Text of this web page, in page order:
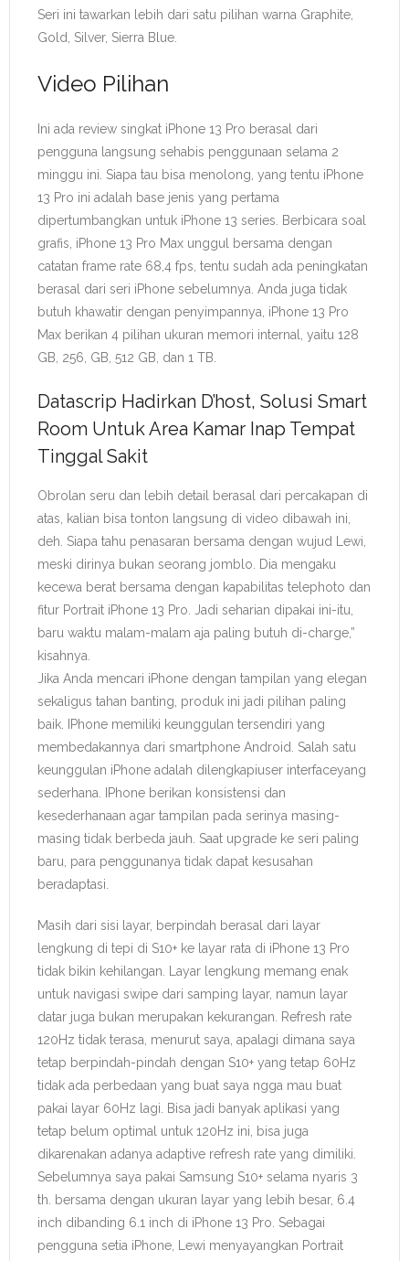
Seri ini tawarkan lebih dari satu pilihan warna Graphite,
Gold, Silver, Sierra Blue.
Video Pilihan
Ini ada review singkat iPhone 13 Pro berasal dari
pengguna langsung sehabis penggunaan selama 2
minggu ini. Siapa tau bisa menolong, yang tentu iPhone
13 Pro ini adalah base jenis yang pertama
dipertumbangkan untuk iPhone 13 series. Berbicara soal
grafis, iPhone 13 Pro Max unggul bersama dengan
catatan frame rate 68,4 fps, tentu sudah ada peningkatan
berasal dari seri iPhone sebelumnya. Anda juga tidak
butuh khawatir dengan penyimpannya, iPhone 13 Pro
Max berikan 4 pilihan ukuran memori internal, yaitu 128
GB, 256, GB, 512 GB, dan 1 TB.
Datascrip Hadirkan D’host, Solusi Smart
Room Untuk Area Kamar Inap Tempat
Tinggal Sakit
Obrolan seru dan lebih detail berasal dari percakapan di
atas, kalian bisa tonton langsung di video dibawah ini,
deh. Siapa tahu penasaran bersama dengan wujud Lewi,
meski dirinya bukan seorang jomblo. Dia mengaku
kecewa berat bersama dengan kapabilitas telephoto dan
fitur Portrait iPhone 13 Pro. Jadi seharian dipakai ini-itu,
baru waktu malam-malam aja paling butuh di-charge,”
kisahnya.
Jika Anda mencari iPhone dengan tampilan yang elegan
sekaligus tahan banting, produk ini jadi pilihan paling
baik. IPhone memiliki keunggulan tersendiri yang
membedakannya dari smartphone Android. Salah satu
keunggulan iPhone adalah dilengkapiuser interfaceyang
sederhana. IPhone berikan konsistensi dan
kesederhanaan agar tampilan pada serinya masing-
masing tidak berbeda jauh. Saat upgrade ke seri paling
baru, para penggunanya tidak dapat kesusahan
beradaptasi.
Masih dari sisi layar, berpindah berasal dari layar
lengkung di tepi di S10+ ke layar rata di iPhone 13 Pro
tidak bikin kehilangan. Layar lengkung memang enak
untuk navigasi swipe dari samping layar, namun layar
datar juga bukan merupakan kekurangan. Refresh rate
120Hz tidak terasa, menurut saya, apalagi dimana saya
tetap berpindah-pindah dengan S10+ yang tetap 60Hz
tidak ada perbedaan yang buat saya ngga mau buat
pakai layar 60Hz lagi. Bisa jadi banyak aplikasi yang
tetap belum optimal untuk 120Hz ini, bisa juga
dikarenakan adanya adaptive refresh rate yang dimiliki.
Sebelumnya saya pakai Samsung S10+ selama nyaris 3
th. bersama dengan ukuran layar yang lebih besar, 6.4
inch dibanding 6.1 inch di iPhone 13 Pro. Sebagai
pengguna setia iPhone, Lewi menyayangkan Portrait